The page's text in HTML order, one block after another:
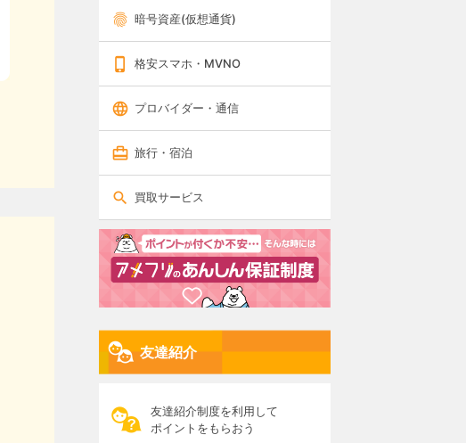
暗号資産(仮想通貨)
格安スマホ・MVNO
プロバイダー・通信
旅行・宿泊
買取サービス
友達紹介
友達紹介制度を利用して
ポイントをもらおう